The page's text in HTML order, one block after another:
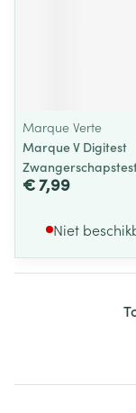
Marque Verte
Marque V Digitest
€ 7,99
Niet